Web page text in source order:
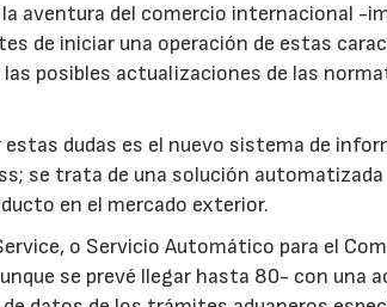
la aventura del comercio internacional
de iniciar una operación de estas
posibles actualizaciones de las
dudas es el nuevo sistema de
se trata de una solución automatizada
en el mercado exterior.
o Servicio Automático para el
se prevé llegar hasta 80- con una